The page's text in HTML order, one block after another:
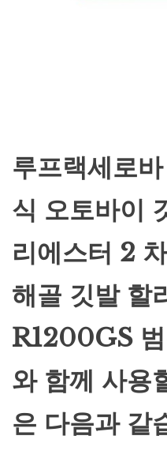
루프랙세로
식 오토바이
리에스터 2
해골 깃발 할
R1200GS
와 함께 사용
은 다음과 같